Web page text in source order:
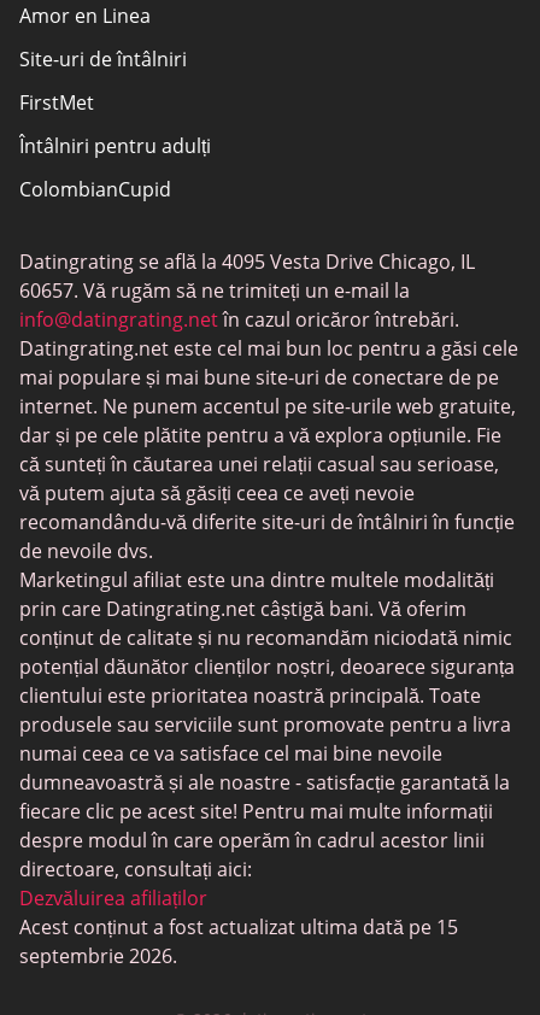
Amor en Linea
Site-uri de întâlniri
FirstMet
Întâlniri pentru adulți
ColombianCupid
MeetMindful
Întâlniri BDSM
BBPeopleMeet
Site-uri Sugar Daddy
JPeopleMeet
Întâlniri trans
Întâlniri pentru seniori
MyLOL
Întâlniri gay
Întâlniri lesbiene
Site-uri de întâlniri negre
SugarDaddyMeet
LatinAmericanCupid
CatholicMatch
Datingrating se află la 4095 Vesta Drive Chicago, IL
60657. Vă rugăm să ne trimiteți un e-mail la
info@datingrating.netîn cazul oricăror întrebări.
Datingrating.net este cel mai bun loc pentru a găsi cele
mai populare și mai bune site-uri de conectare de pe
internet. Ne punem accentul pe site-urile web gratuite,
dar și pe cele plătite pentru a vă explora opțiunile. Fie
că sunteți în căutarea unei relații casual sau serioase,
vă putem ajuta să găsiți ceea ce aveți nevoie
recomandându-vă diferite site-uri de întâlniri în funcție
de nevoile dvs.
Marketingul afiliat este una dintre multele modalități
prin care Datingrating.net câștigă bani. Vă oferim
conținut de calitate și nu recomandăm niciodată nimic
potențial dăunător clienților noștri, deoarece siguranța
clientului este prioritatea noastră principală. Toate
produsele sau serviciile sunt promovate pentru a livra
numai ceea ce va satisface cel mai bine nevoile
dumneavoastră și ale noastre - satisfacție garantată la
fiecare clic pe acest site! Pentru mai multe informații
despre modul în care operăm în cadrul acestor linii
directoare, consultați aici:
Dezvăluirea afiliaților
Acest conținut a fost actualizat ultima dată pe 15
septembrie 2026.